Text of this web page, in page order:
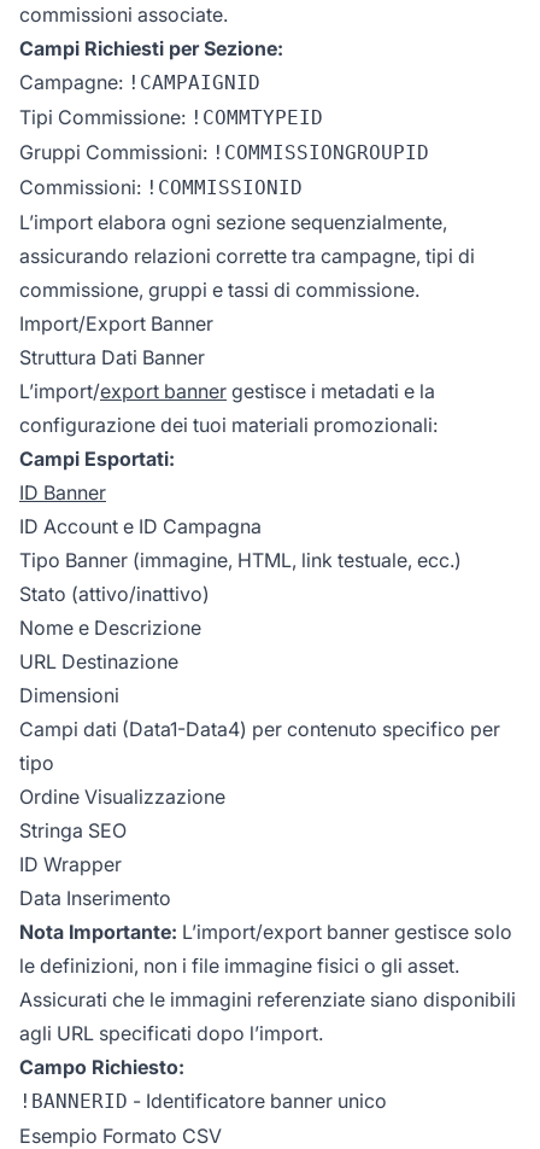
commissioni associate.
Campi Richiesti per Sezione:
Campagne: !CAMPAIGNID
Tipi Commissione: !COMMTYPEID
Gruppi Commissioni: !COMMISSIONGROUPID
Commissioni: !COMMISSIONID
L’import elabora ogni sezione sequenzialmente,
assicurando relazioni corrette tra campagne, tipi di
commissione, gruppi e tassi di commissione.
Import/Export Banner
Struttura Dati Banner
L’import/export banner gestisce i metadati e la
configurazione dei tuoi materiali promozionali:
Campi Esportati:
ID Banner
ID Account e ID Campagna
Tipo Banner (immagine, HTML, link testuale, ecc.)
Stato (attivo/inattivo)
Nome e Descrizione
URL Destinazione
Dimensioni
Campi dati (Data1-Data4) per contenuto specifico per
tipo
Ordine Visualizzazione
Stringa SEO
ID Wrapper
Data Inserimento
Nota Importante: L’import/export banner gestisce solo
le definizioni, non i file immagine fisici o gli asset.
Assicurati che le immagini referenziate siano disponibili
agli URL specificati dopo l’import.
Campo Richiesto:
!BANNERID - Identificatore banner unico
Esempio Formato CSV